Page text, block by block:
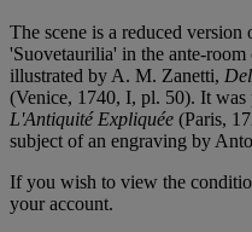
The scene is a reduced
'Suovetaurilia' in the ante-
illustrated by A. M. Zanetti,
(Venice, 1740, I, pl. 50). It
L'Antiquité Expliquée (Paris,
subject of an engraving by
If you wish to view the
your account.